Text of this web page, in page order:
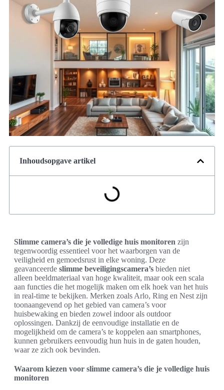
Inhoudsopgave artikel
Slimme camera’s die je volledige huis monitoren zijn
tegenwoordig essentieel voor het waarborgen van de
veiligheid en gemoedsrust in elke woning. Deze
geavanceerde slimme beveiligingscamera’s bieden niet
alleen beeldmateriaal van hoge kwaliteit, maar ook een scala
aan functies die het mogelijk maken om elk hoek van het huis
in real-time te bekijken. Merken zoals Arlo, Ring en Nest zijn
toonaangevend op het gebied van camera’s voor
huisbewaking en bieden zowel indoor als outdoor
oplossingen. Dankzij de eenvoudige installatie en de
mogelijkheid om de camera’s te koppelen aan smartphones,
kunnen gebruikers eenvoudig hun huis in de gaten houden,
waar ze zich ook bevinden.
Waarom kiezen voor slimme camera’s die je volledige huis
monitoren